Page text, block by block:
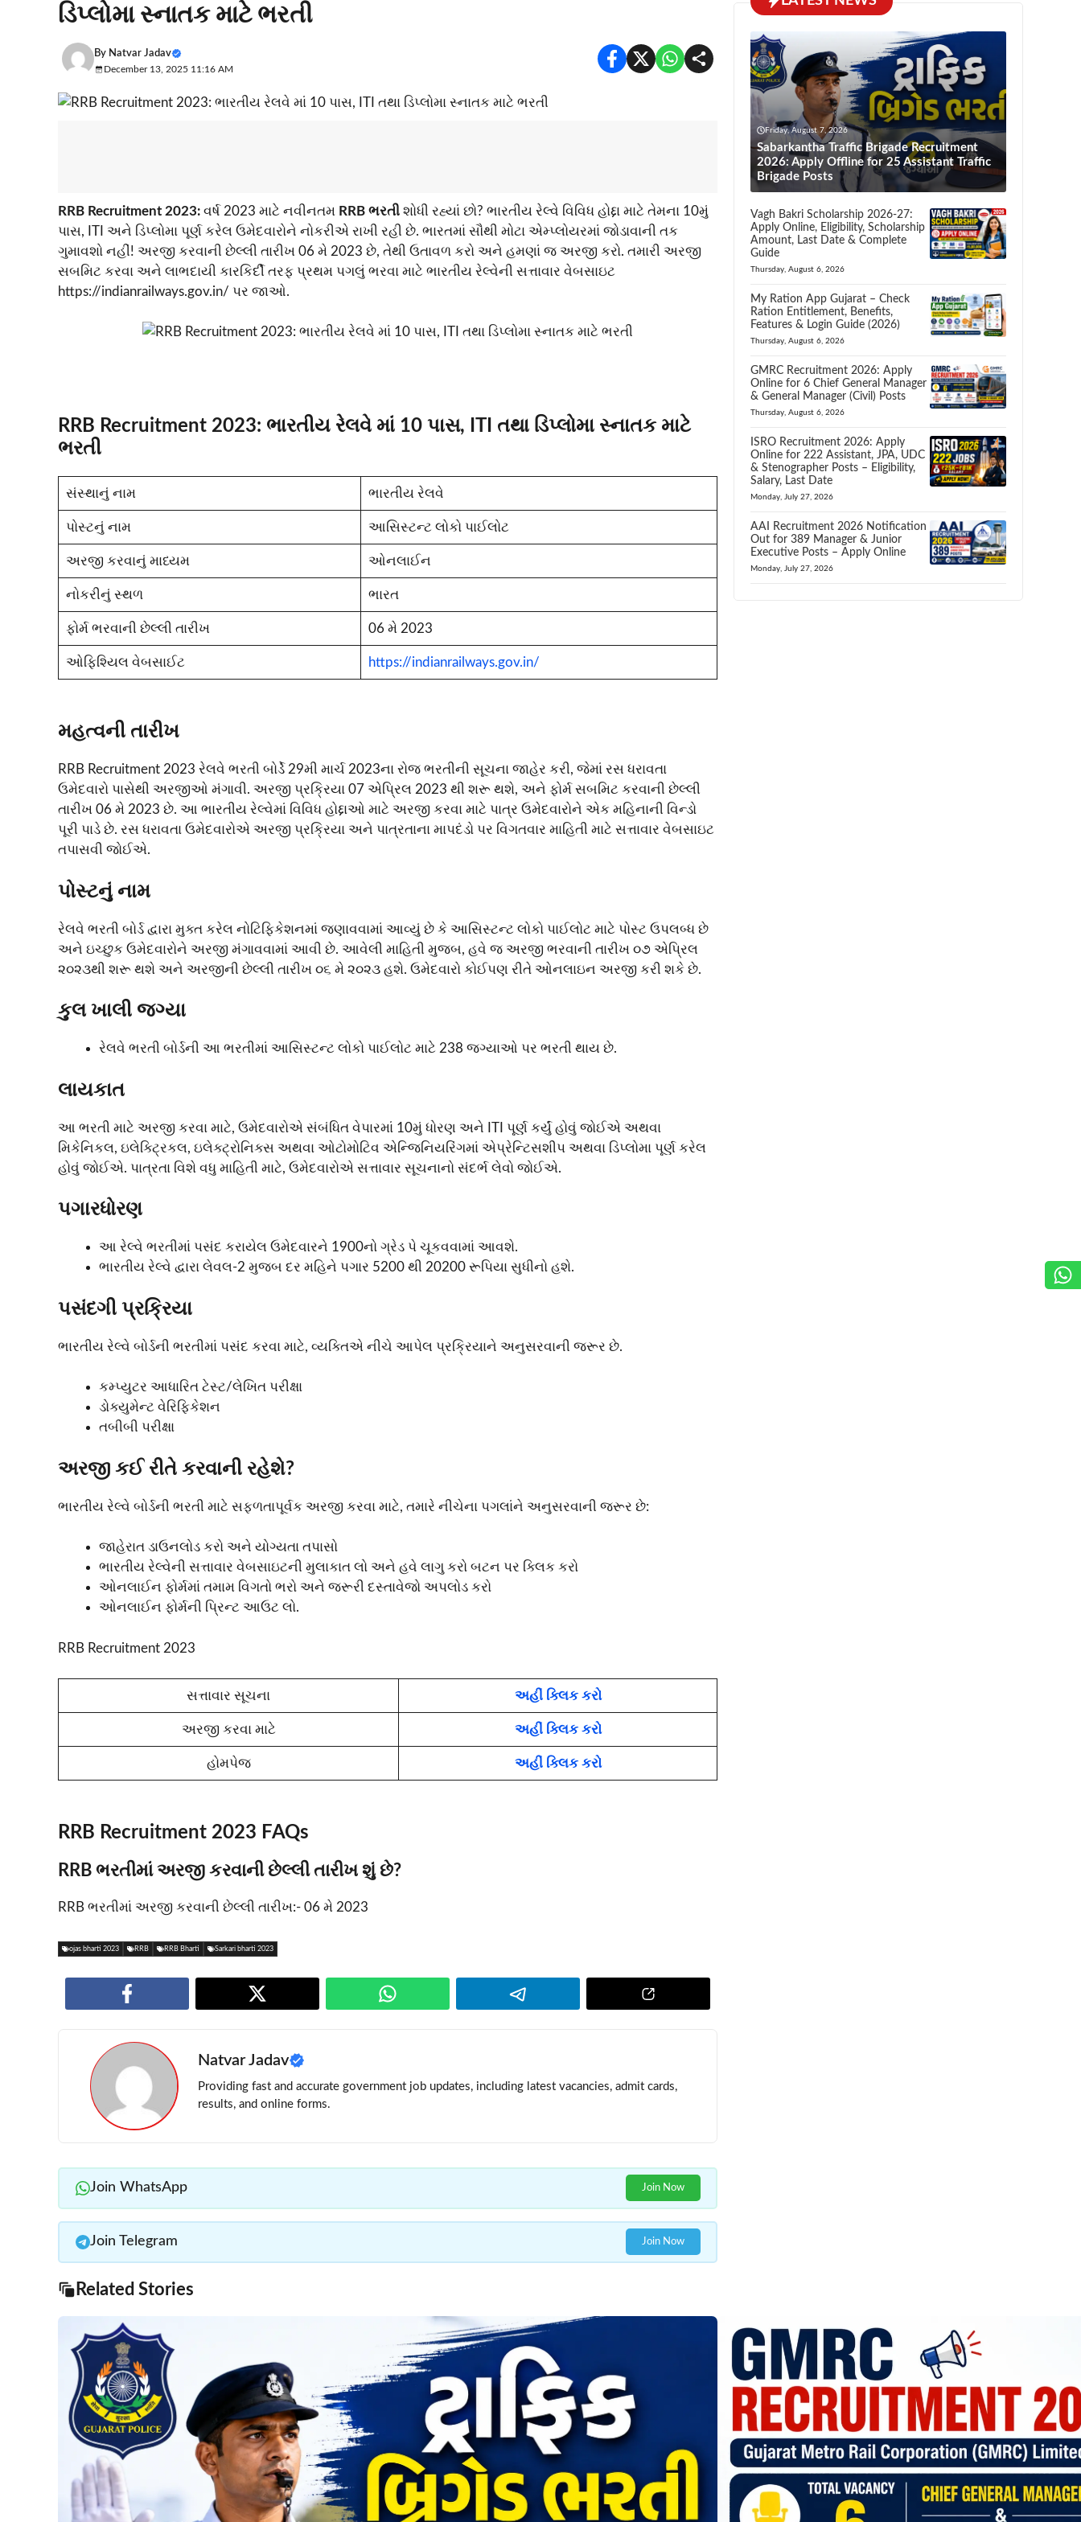
ડિપ્લોમા સ્નાતક માટે ભરતી
By Natvar Jadav
December 13, 2025 11:16 AM
RRB Recruitment 2023: વર્ષ 2023 માટે નવીનતમ RRB ભરતી શોધી રહ્યાં છો? ભારતીય રેલ્વે વિવિધ હોદ્દા માટે તેમના 10મું
પાસ, ITI અને ડિપ્લોમા પૂર્ણ કરેલ ઉમેદવારોને નોકરીએ રાખી રહી છે. ભારતમાં સૌથી મોટા એમ્પ્લોયરમાં જોડાવાની તક
ગુમાવશો નહીં! અરજી કરવાની છેલ્લી તારીખ 06 મે 2023 છે, તેથી ઉતાવળ કરો અને હમણાં જ અરજી કરો. તમારી અરજી
સબમિટ કરવા અને લાભદાયી કારકિર્દી તરફ પ્રથમ પગલું ભરવા માટે ભારતીય રેલ્વેની સત્તાવાર વેબસાઇટ
https://indianrailways.gov.in/ પર જાઓ.
RRB Recruitment 2023: ભારતીય રેલવે માં 10 પાસ, ITI તથા ડિપ્લોમા સ્નાતક માટે
ભરતી
સંસ્થાનું નામ ભારતીય રેલવે
પોસ્ટનું નામ આસિસ્ટન્ટ લોકો પાઈલોટ
અરજી કરવાનું માધ્યમ ઓનલાઈન
નોકરીનું સ્થળ ભારત
ફોર્મ ભરવાની છેલ્લી તારીખ 06 મે 2023
ઓફિશ્યિલ વેબસાઈટ https://indianrailways.gov.in/
મહત્વની તારીખ
RRB Recruitment 2023 રેલવે ભરતી બોર્ડે 29મી માર્ચ 2023ના રોજ ભરતીની સૂચના જાહેર કરી, જેમાં રસ ધરાવતા
ઉમેદવારો પાસેથી અરજીઓ મંગાવી. અરજી પ્રક્રિયા 07 એપ્રિલ 2023 થી શરૂ થશે, અને ફોર્મ સબમિટ કરવાની છેલ્લી
તારીખ 06 મે 2023 છે. આ ભારતીય રેલ્વેમાં વિવિધ હોદ્દાઓ માટે અરજી કરવા માટે પાત્ર ઉમેદવારોને એક મહિનાની વિન્ડો
પૂરી પાડે છે. રસ ધરાવતા ઉમેદવારોએ અરજી પ્રક્રિયા અને પાત્રતાના માપદંડો પર વિગતવાર માહિતી માટે સત્તાવાર વેબસાઇટ
તપાસવી જોઈએ.
પોસ્ટનું નામ
રેલવે ભરતી બોર્ડ દ્વારા મુક્ત કરેલ નોટિફિકેશનમાં જણાવવામાં આવ્યું છે કે આસિસ્ટન્ટ લોકો પાઈલોટ માટે પોસ્ટ ઉપલબ્ધ છે
અને ઇચ્છુક ઉમેદવારોને અરજી મંગાવવામાં આવી છે. આવેલી માહિતી મુજબ, હવે જ અરજી ભરવાની તારીખ ૦૭ એપ્રિલ
૨૦૨૩થી શરૂ થશે અને અરજીની છેલ્લી તારીખ ૦૬ મે ૨૦૨૩ હશે. ઉમેદવારો કોઈપણ રીતે ઓનલાઇન અરજી કરી શકે છે.
કુલ ખાલી જગ્યા
રેલવે ભરતી બોર્ડની આ ભરતીમાં આસિસ્ટન્ટ લોકો પાઈલોટ માટે 238 જગ્યાઓ પર ભરતી થાય છે.
લાયકાત
આ ભરતી માટે અરજી કરવા માટે, ઉમેદવારોએ સંબંધિત વેપારમાં 10મું ધોરણ અને ITI પૂર્ણ કર્યું હોવું જોઈએ અથવા
મિકેનિકલ, ઇલેક્ટ્રિકલ, ઇલેક્ટ્રોનિક્સ અથવા ઓટોમોટિવ એન્જિનિયરિંગમાં એપ્રેન્ટિસશીપ અથવા ડિપ્લોમા પૂર્ણ કરેલ
હોવું જોઈએ. પાત્રતા વિશે વધુ માહિતી માટે, ઉમેદવારોએ સત્તાવાર સૂચનાનો સંદર્ભ લેવો જોઈએ.
પગારધોરણ
આ રેલ્વે ભરતીમાં પસંદ કરાયેલ ઉમેદવારને 1900નો ગ્રેડ પે ચૂકવવામાં આવશે.
ભારતીય રેલ્વે દ્વારા લેવલ-2 મુજબ દર મહિને પગાર 5200 થી 20200 રૂપિયા સુધીનો હશે.
પસંદગી પ્રક્રિયા
ભારતીય રેલ્વે બોર્ડની ભરતીમાં પસંદ કરવા માટે, વ્યક્તિએ નીચે આપેલ પ્રક્રિયાને અનુસરવાની જરૂર છે.
કમ્પ્યુટર આધારિત ટેસ્ટ/લેખિત પરીક્ષા
ડોક્યુમેન્ટ વેરિફિકેશન
તબીબી પરીક્ષા
અરજી કઈ રીતે કરવાની રહેશે?
ભારતીય રેલ્વે બોર્ડની ભરતી માટે સફળતાપૂર્વક અરજી કરવા માટે, તમારે નીચેના પગલાંને અનુસરવાની જરૂર છે:
જાહેરાત ડાઉનલોડ કરો અને યોગ્યતા તપાસો
ભારતીય રેલ્વેની સત્તાવાર વેબસાઇટની મુલાકાત લો અને હવે લાગુ કરો બટન પર ક્લિક કરો
ઓનલાઈન ફોર્મમાં તમામ વિગતો ભરો અને જરૂરી દસ્તાવેજો અપલોડ કરો
ઓનલાઈન ફોર્મની પ્રિન્ટ આઉટ લો.
RRB Recruitment 2023
સત્તાવાર સૂચના અહીં ક્લિક કરો
અરજી કરવા માટે અહીં ક્લિક કરો
હોમપેજ અહીં ક્લિક કરો
RRB Recruitment 2023 FAQs
RRB ભરતીમાં અરજી કરવાની છેલ્લી તારીખ શું છે?
RRB ભરતીમાં અરજી કરવાની છેલ્લી તારીખ:- 06 મે 2023
ojas bharti 2023 RRB RRB Bharti Sarkari bharti 2023
Natvar Jadav
Providing fast and accurate government job updates, including latest vacancies, admit cards,
results, and online forms.
Join WhatsApp Join Now
Join Telegram Join Now
Related Stories
Friday, August 7, 2026
Sabarkantha Traffic Brigade Recruitment
2026: Apply Offline for 25 Assistant Traffic
Brigade Posts
Vagh Bakri Scholarship 2026-27:
Apply Online, Eligibility, Scholarship
Amount, Last Date & Complete
Guide
Thursday, August 6, 2026
My Ration App Gujarat – Check
Ration Entitlement, Benefits,
Features & Login Guide (2026)
Thursday, August 6, 2026
GMRC Recruitment 2026: Apply
Online for 6 Chief General Manager
& General Manager (Civil) Posts
Thursday, August 6, 2026
ISRO Recruitment 2026: Apply
Online for 222 Assistant, JPA, UDC
& Stenographer Posts – Eligibility,
Salary, Last Date
Monday, July 27, 2026
AAI Recruitment 2026 Notification
Out for 389 Manager & Junior
Executive Posts – Apply Online
Monday, July 27, 2026